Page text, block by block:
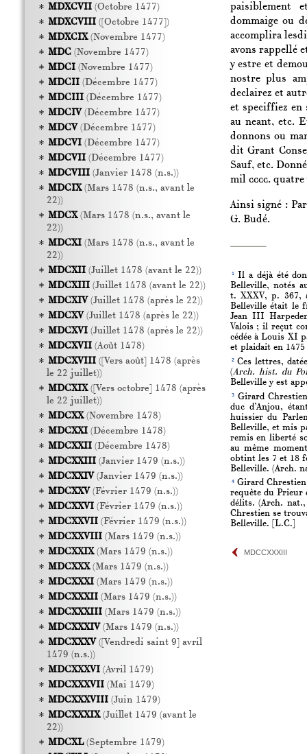
paisiblement
dommaige ou
accomplira
avons rappellé
y estre et
nostre plus
declairez et
et speciffiez en
au neant, etc.
donnons ou
dit Grant
Sauf, etc.
mil cccc. quatre
Ainsi signé :
G. Budé.
1Il a déjà été
Belleville, notés
t. XXXV, p. 367,
Belleville était le
Jean III
Valois ; il reçut
cédée à Louis XI
et plaidait en 1475
2Ces lettres,
(Arch. hist. du
Belleville y est
3Girard
duc d’Anjou,
huissier du
Belleville, et mis
remis en liberté
au même
obtint les 7 et 18
Belleville. (Arch.
4Girard Chrestien
requête du Prieur
délits. (Arch.
Chrestien se
Belleville. [L.C.]
MDCCXXXIII
MDXCVII(Octobre 1477)
MDXCVIII([Octobre 1477])
MDXCIX(Novembre 1477)
MDC(Novembre 1477)
MDCI(Novembre 1477)
MDCII(Décembre 1477)
MDCIII(Décembre 1477)
MDCIV(Décembre 1477)
MDCV(Décembre 1477)
MDCVI(Décembre 1477)
MDCVII(Décembre 1477)
MDCVIII(Janvier 1478 (n.s.))
MDCIX(Mars 1478 (n.s., avant le
22))
MDCX(Mars 1478 (n.s., avant le
22))
MDCXI(Mars 1478 (n.s., avant le
22))
MDCXII(Juillet 1478 (avant le 22))
MDCXIII(Juillet 1478 (avant le 22))
MDCXIV(Juillet 1478 (après le 22))
MDCXV(Juillet 1478 (après le 22))
MDCXVI(Juillet 1478 (après le 22))
MDCXVII(Août 1478)
MDCXVIII([Vers août] 1478 (après
le 22 juillet))
MDCXIX([Vers octobre] 1478 (après
le 22 juillet))
MDCXX(Novembre 1478)
MDCXXI(Décembre 1478)
MDCXXII(Décembre 1478)
MDCXXIII(Janvier 1479 (n.s.))
MDCXXIV(Janvier 1479 (n.s.))
MDCXXV(Février 1479 (n.s.))
MDCXXVI(Février 1479 (n.s.))
MDCXXVII(Février 1479 (n.s.))
MDCXXVIII(Mars 1479 (n.s.))
MDCXXIX(Mars 1479 (n.s.))
MDCXXX(Mars 1479 (n.s.))
MDCXXXI(Mars 1479 (n.s.))
MDCXXXII(Mars 1479 (n.s.))
MDCXXXIII(Mars 1479 (n.s.))
MDCXXXIV(Mars 1479 (n.s.))
MDCXXXV([Vendredi saint 9] avril
1479 (n.s.))
MDCXXXVI(Avril 1479)
MDCXXXVII(Mai 1479)
MDCXXXVIII(Juin 1479)
MDCXXXIX(Juillet 1479 (avant le
22))
MDCXL(Septembre 1479)